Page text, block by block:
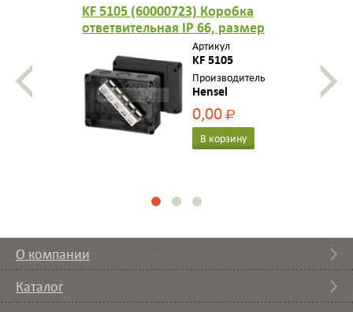
KF 5105 (60000723) Коробка
ответвительная IP 66, размер
125х167х82, стойкая к УФ,
черн., опрессовка на 10
вводов M 20/25/32, 5-пол.
клеммник 4-16 мм2
Артикул
KF 5105
Производитель
Hensel
0,00Р
В корзину
О компании
Каталог